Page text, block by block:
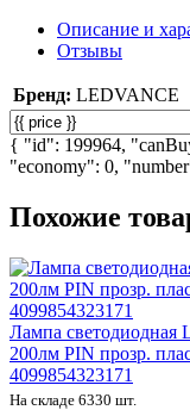
Описание и
Отзывы
Бренд: LEDVANCE
{ "id": 199964,
"economy": 0,
Похожие
Лампа светодиодная
200лм PIN прозр.
4099854323171
На складе 6330 шт.